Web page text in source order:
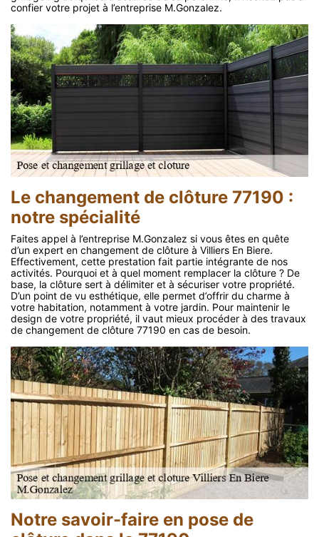
confier votre projet à l’entreprise M.Gonzalez.
Le changement de clôture 77190 :
notre spécialité
Faites appel à l’entreprise M.Gonzalez si vous êtes en quête
d’un expert en changement de clôture à Villiers En Biere.
Effectivement, cette prestation fait partie intégrante de nos
activités. Pourquoi et à quel moment remplacer la clôture ? De
base, la clôture sert à délimiter et à sécuriser votre propriété.
D’un point de vu esthétique, elle permet d’offrir du charme à
votre habitation, notamment à votre jardin. Pour maintenir le
design de votre propriété, il vaut mieux procéder à des travaux
de changement de clôture 77190 en cas de besoin.
Notre savoir-faire en pose de